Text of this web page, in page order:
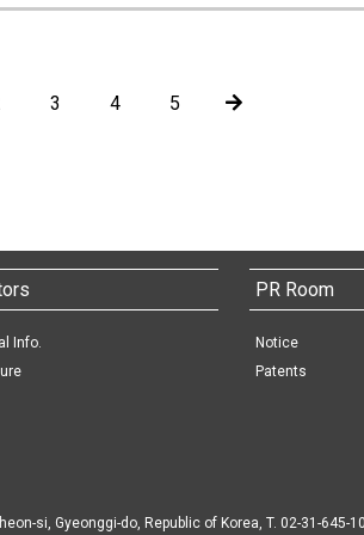
3 4 5
Info.
PR Room
Notice
Patents
si, Gyeonggi-do, Republic of Korea, T. 02-31-645-